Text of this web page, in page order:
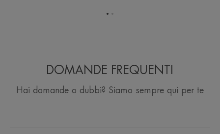
DOMANDE FREQUENTI
Hai domande o dubbi? Siamo sempre qui per te